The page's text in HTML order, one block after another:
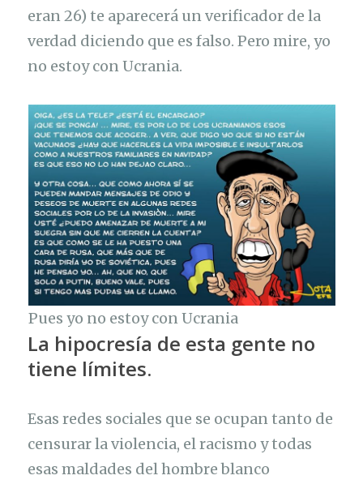
eran 26) te aparecerá un verificador de la
verdad diciendo que es falso. Pero mire, yo
no estoy con Ucrania.
Pues yo no estoy con Ucrania
La hipocresía de esta gente no
tiene límites.
Esas redes sociales que se ocupan tanto de
censurar la violencia, el racismo y todas
esas maldades del hombre blanco